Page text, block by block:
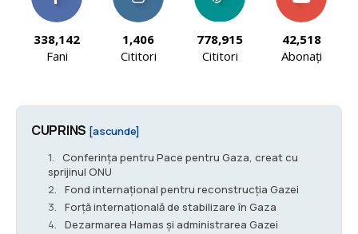
338,142
Fani
1,406
Cititori
778,915
Cititori
42,518
Abonați
CUPRINS [ascunde]
Conferința pentru Pace pentru Gaza, creat cu
sprijinul ONU
Fond internațional pentru reconstrucția Gazei
Forță internațională de stabilizare în Gaza
Dezarmarea Hamas și administrarea Gazei